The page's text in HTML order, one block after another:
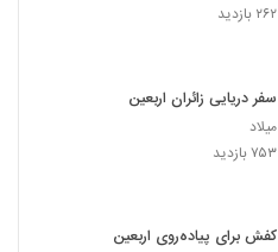
۲۶۲ بازدید
سفر دریایی زائران اربعین
میلاد
۷۵۳ بازدید
کفش برای پیاده‌روی اربعین